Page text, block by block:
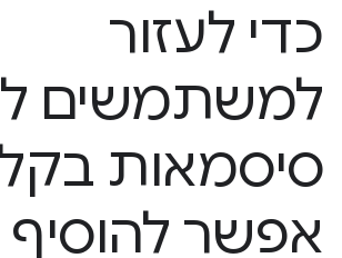
כדי לעזור
למשתמשים
סיסמאות
אפשר להוסיף